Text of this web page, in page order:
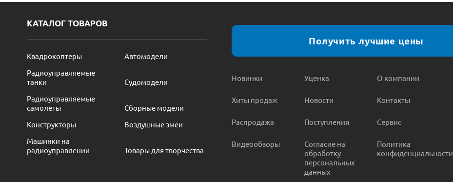
КАТАЛОГ ТОВАРОВ
Квадрокоптеры
Автомодели
Радиоуправляемые
танки
Судомодели
Радиоуправляемые
самолеты
Сборные модели
Конструкторы
Воздушные змеи
Машинки на
радиоуправлении
Товары для творчества
Получить лучшие цены
Новинки
Хиты продаж
Распродажа
Видеообзоры
Уценка
Новости
Поступления
Согласие на
обработку
персональных
данных
О компании
Контакты
Сервис
Политика
конфиденциальности